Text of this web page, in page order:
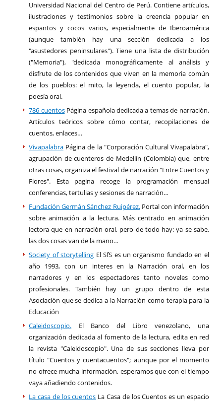
Universidad Nacional del Centro de Perú. Contiene artículos,
ilustraciones y testimonios sobre la creencia popular en
espantos y cocos varios, especialmente de Iberoamérica
(aunque también hay una sección dedicada a los
"asustedores peninsulares"). Tiene una lista de distribución
("Memoria"), "dedicada monográficamente al análisis y
disfrute de los contenidos que viven en la memoria común
de los pueblos: el mito, la leyenda, el cuento popular, la
poesía oral.
786 cuentosPágina española dedicada a temas de narración.
Artículos teóricos sobre cómo contar, recopilaciones de
cuentos, enlaces…
Vivapalabra Página de la "Corporación Cultural Vivapalabra",
agrupación de cuenteros de Medellín (Colombia) que, entre
otras cosas, organiza el festival de narración "Entre Cuentos y
Flores". Esta pagina recoge la programación mensual
conferencias, tertulias y sesiones de narración…
Fundación Germán Sánchez Ruipérez.Portal con información
sobre animación a la lectura. Más centrado en animación
lectora que en narración oral, pero de todo hay: ya se sabe,
las dos cosas van de la mano…
Society of storytelling El SfS es un organismo fundado en el
año 1993, con un interes en la Narración oral, en los
narradores y en los espectadores tanto noveles como
profesionales. También hay un grupo dentro de esta
Asociación que se dedica a la Narración como terapia para la
Educación
Caleidoscopio. El Banco del Libro venezolano, una
organización dedicada al fomento de la lectura, edita en red
la revista "Caleidoscopio". Una de sus secciones lleva por
título "Cuentos y cuentacuentos"; aunque por el momento
no ofrece mucha información, esperamos que con el tiempo
vaya añadiendo contenidos.
La casa de los cuentos La Casa de los Cuentos es un espacio